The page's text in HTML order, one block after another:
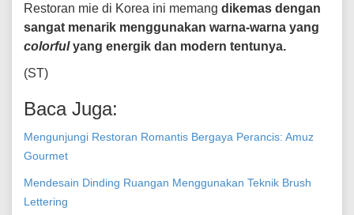
Restoran mie di Korea ini memang dikemas dengan
sangat menarik menggunakan warna-warna yang
colorfulyang energik dan modern tentunya.
(ST)
Baca Juga:
Mengunjungi Restoran Romantis Bergaya Perancis: Amuz
Gourmet
Mendesain Dinding Ruangan Menggunakan Teknik Brush
Lettering